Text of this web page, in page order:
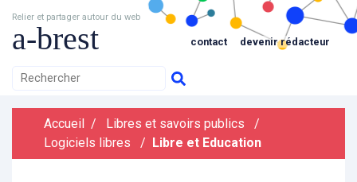
Relier et partager autour du web
a-brest contact devenir rédacteur
Accueil / Libres et savoirs publics
/
Logiciels libres
/ Libre et Education